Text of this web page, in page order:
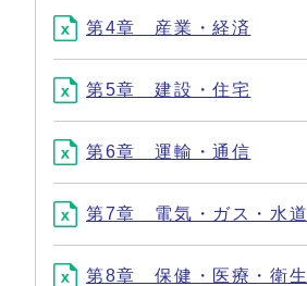
第4章 産業・経済
第5章 建設・住宅
第6章 運輸・通信
第7章 電気・ガス・水道
第8章 保健・医療・衛生